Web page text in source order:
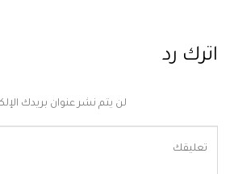
اترك رد
لن يتم نشر عنوان بريدك